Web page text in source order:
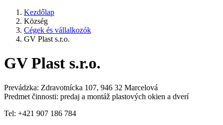
Kezdőlap
Község
Cégek és vállalkozók
GV Plast s.r.o.
GV Plast s.r.o.
Prevádzka: Zdravotnícka 107, 946 32 Marcelová
Predmet činnosti: predaj a montáž plastových okien a dverí
Tel: +421 907 186 784